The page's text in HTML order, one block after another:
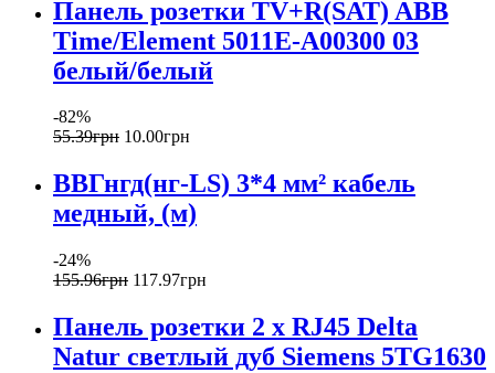
Панель розетки TV+R(SAT) ABB
Time/Element 5011E-A00300 03
белый/белый
-82%
55.39грн 10.00грн
ВВГнгд(нг-LS) 3*4 мм² кабель
медный, (м)
-24%
155.96грн 117.97грн
Панель розетки 2 x RJ45 Delta
Natur светлый дуб Siemens 5TG1630